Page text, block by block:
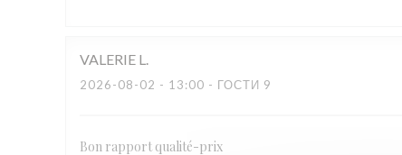
VALERIE L
2026-08-02 - 13:00 - ГОСТИ 9
Bon rapport qualité-prix